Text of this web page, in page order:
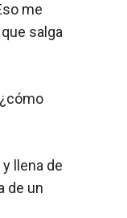
me
salga
llena de
de un